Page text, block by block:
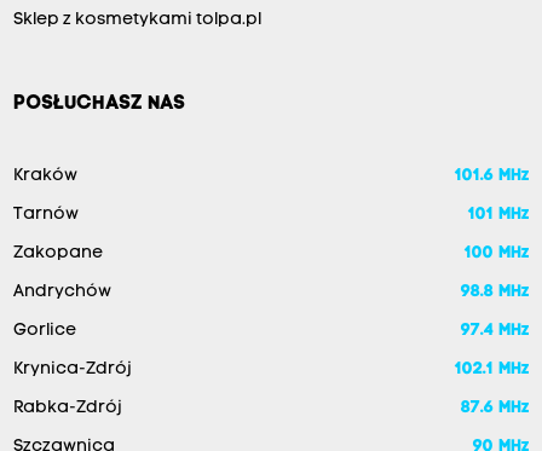
Sklep z kosmetykami tolpa.pl
POSŁUCHASZ NAS
Kraków 101.6 MHz
Tarnów 101 MHz
Zakopane 100 MHz
Andrychów 98.8 MHz
Gorlice 97.4 MHz
Krynica-Zdrój 102.1 MHz
Rabka-Zdrój 87.6 MHz
Szczawnica 90 MHz